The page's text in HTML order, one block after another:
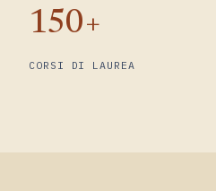
150+
CORSI DI LAUREA